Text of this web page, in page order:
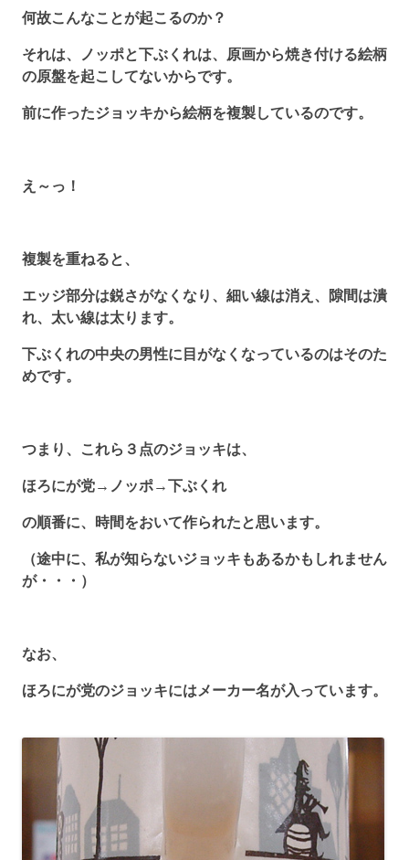
何故こんなことが起こるのか？
それは、ノッポと下ぶくれは、原画から焼き付ける絵柄
の原盤を起こしてないからです。
前に作ったジョッキから絵柄を複製しているのです。
え～っ！
複製を重ねると、
エッジ部分は鋭さがなくなり、細い線は消え、隙間は潰
れ、太い線は太ります。
下ぶくれの中央の男性に目がなくなっているのはそのた
めです。
つまり、これら３点のジョッキは、
ほろにが党→ノッポ→下ぶくれ
の順番に、時間をおいて作られたと思います。
（途中に、私が知らないジョッキもあるかもしれません
が・・・）
なお、
ほろにが党のジョッキにはメーカー名が入っています。